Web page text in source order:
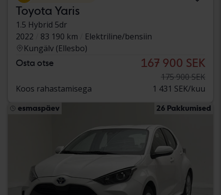
Toyota Yaris
1.5 Hybrid 5dr
2022
83 190 km
Elektriline/bensiin
Kungälv (Ellesbo)
Osta otse 167 900 SEK
175 900 SEK
Koos rahastamisega
1 431 SEK/kuu
esmaspäev 26 Pakkumised